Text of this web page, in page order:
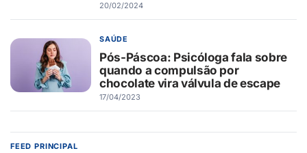
20/02/2024
SAÚDE
Pós-Páscoa: Psicóloga fala sobre
quando a compulsão por
chocolate vira válvula de escape
17/04/2023
FEED PRINCIPAL